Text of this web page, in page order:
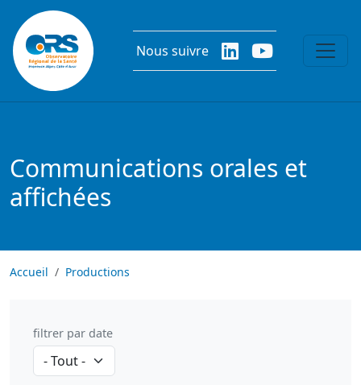
Aller au contenu principal
Nous suivre
Communications orales et
affichées
Accueil Productions
filtrer par date